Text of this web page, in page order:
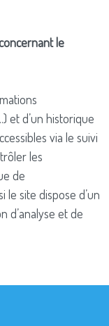
le
et d’un historique
via le suivi
les
de
le site dispose d’un
d’analyse et de